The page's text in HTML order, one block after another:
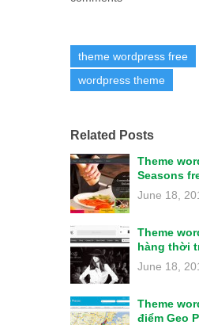
theme wordpress free
wordpress theme
Related Posts
Theme
Seasons
June 18,
Theme
hàng thời
June 18,
Theme
điểm Geo